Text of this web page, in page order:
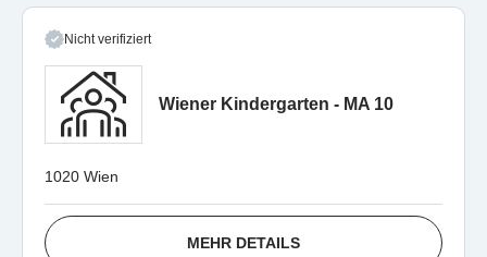
Nicht verifiziert
Wiener Kindergarten - MA 10
1020 Wien
MEHR DETAILS